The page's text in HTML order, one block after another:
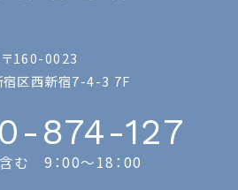
〒160-0023
宿区西新宿7-4-3 7F
874-127
む 9：00〜18：00